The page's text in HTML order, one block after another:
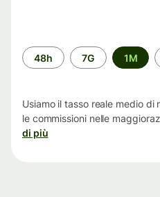
Periodo
di
48h 7G 1M
Usiamo il tasso reale medio
le commissioni nelle
di più